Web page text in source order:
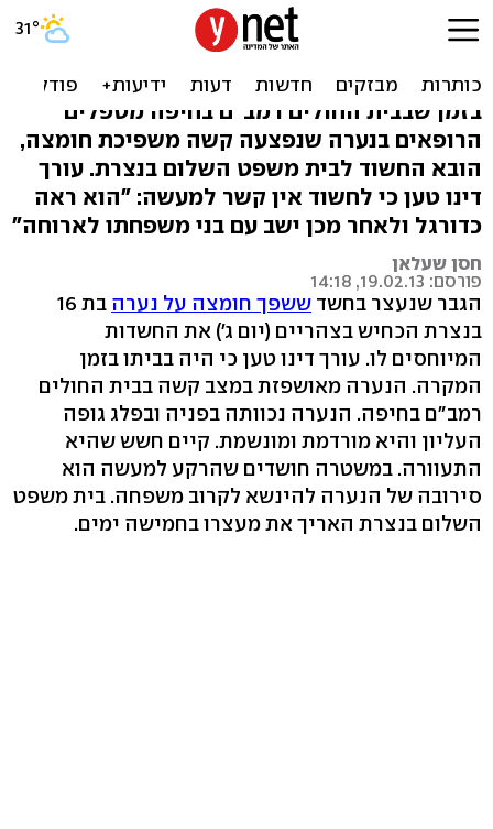
החשוד בתקיפה עם חומצה:
'ראיתי כדורגל בבית'
בזמן שבבית החולים רמב"ם בחיפה מטפלים
הרופאים בנערה שנפצעה קשה משפיכת חומצה,
הובא החשוד לבית משפט השלום בנצרת. עורך
דינו טען כי לחשוד אין קשר למעשה: "הוא ראה
כדורגל ולאחר מכן ישב עם בני משפחתו לארוחה"
חסן שעלאן
פורסם: 19.02.13, 14:18
הגבר שנעצר בחשד ששפך חומצה על נערה
בת 16
בנצרת הכחיש בצהריים (יום ג') את החשדות
המיוחסים לו. עורך דינו טען כי היה בביתו בזמן
המקרה. הנערה מאושפזת במצב קשה בבית החולים
רמב"ם בחיפה. הנערה נכוותה בפניה ובפלג גופה
העליון והיא מורדמת ומונשמת. קיים חשש שהיא
התעוורה. במשטרה חושדים שהרקע למעשה הוא
סירובה של הנערה להינשא לקרוב משפחה. בית משפט
השלום בנצרת האריך את מעצרו בחמישה ימים.